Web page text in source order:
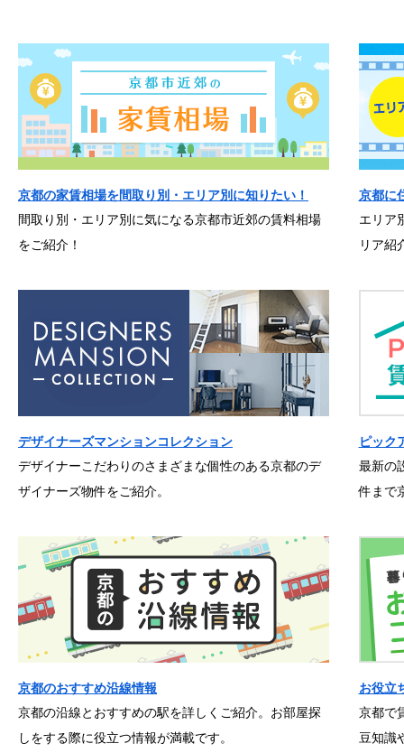
京都の家賃相場を間取り別・エリア別に知りたい！
間取り別・エリア別に気になる京都市近郊の賃料相場
をご紹介！
京都に
エリア
リア紹
デザイナーズマンションコレクション
デザイナーこだわりのさまざまな個性のある京都のデ
ザイナーズ物件をご紹介。
ピック
最新の
件まで
京都のおすすめ沿線情報
京都の沿線とおすすめの駅を詳しくご紹介。お部屋探
しをする際に役立つ情報が満載です。
お役立
京都で
豆知識